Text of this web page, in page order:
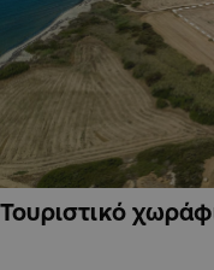
Τουριστικό